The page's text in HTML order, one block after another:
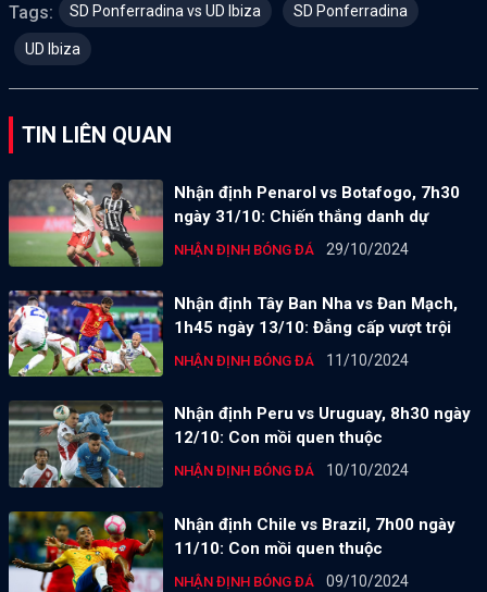
Tags: SD Ponferradina vs UD Ibiza SD Ponferradina
UD Ibiza
TIN LIÊN QUAN
Nhận định Penarol vs Botafogo, 7h30
ngày 31/10: Chiến thắng danh dự
NHẬN ĐỊNH BÓNG ĐÁ 29/10/2024
Nhận định Tây Ban Nha vs Đan Mạch,
1h45 ngày 13/10: Đẳng cấp vượt trội
NHẬN ĐỊNH BÓNG ĐÁ 11/10/2024
Nhận định Peru vs Uruguay, 8h30 ngày
12/10: Con mồi quen thuộc
NHẬN ĐỊNH BÓNG ĐÁ 10/10/2024
Nhận định Chile vs Brazil, 7h00 ngày
11/10: Con mồi quen thuộc
NHẬN ĐỊNH BÓNG ĐÁ 09/10/2024